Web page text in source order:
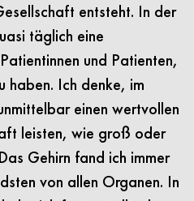
entsteht. In der
täglich eine
und Patienten,
haben. Ich denke, im
einen wertvollen
leisten, wie groß oder
Gehirn fand ich immer
von allen Organen. In